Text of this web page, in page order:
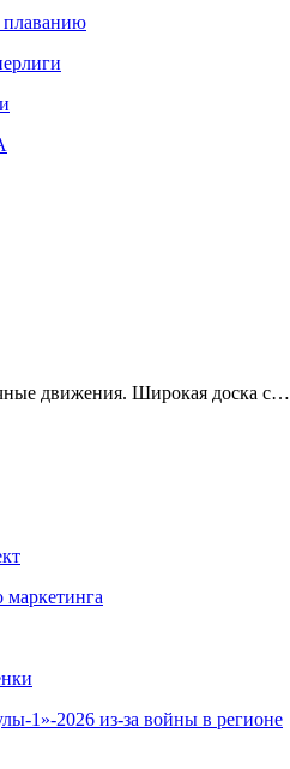
плаванию
движения. Широкая доска с…
маркетинга
1»-2026 из-за войны в регионе